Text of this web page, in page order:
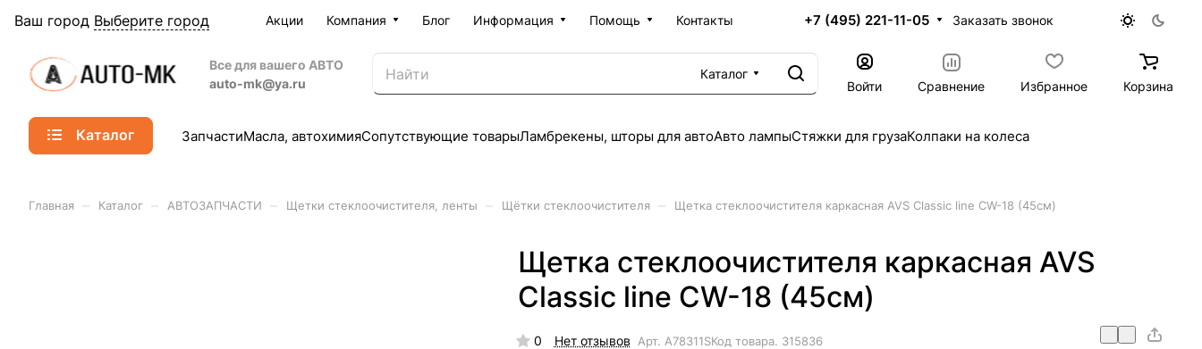
Ваш город Выберите город Акции Компания Блог Информация Помощь Контакты +7 (495) 221-11-05 Заказать звонок
Все для вашего АВТО
auto-mk@ya.ru
Каталог
Войти
Сравнение Избранное Корзина
Каталог ЗапчастиМасла, автохимияСопутствующие товарыЛамбрекены, шторы для автоАвто лампыСтяжки для грузаКолпаки на колеса
Главная Каталог АВТОЗАПЧАСТИ Щетки стеклоочистителя, ленты Щётки стеклоочистителя Щетка стеклоочистителя каркасная AVS Classic line CW-18 (45см)
Щетка стеклоочистителя каркасная AVS
Classic line CW-18 (45см)
0 Нет отзывов Арт. A78311SКод товара. 315836